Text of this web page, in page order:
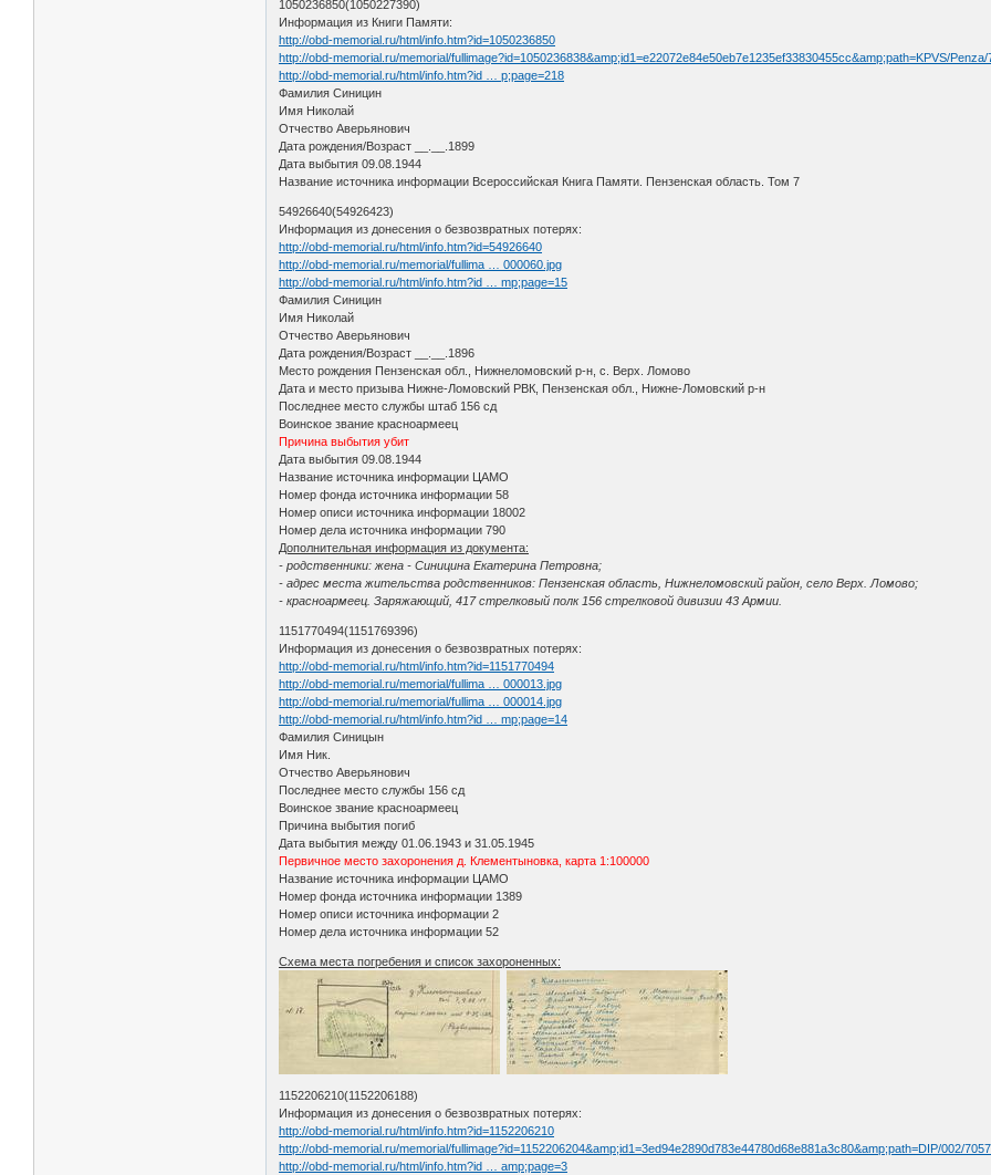
1050236850(1050227390)
Информация из Книги Памяти:
http://obd-memorial.ru/html/info.htm?id=1050236850
http://obd-memorial.ru/memorial/fullimage?id=1050236838&amp;id1=e22072e84e50eb7e1235ef33830455cc&amp;path=KPVS/
http://obd-memorial.ru/html/info.htm?id … p;page=218
Фамилия Синицин
Имя Николай
Отчество Аверьянович
Дата рождения/Возраст __.__.1899
Дата выбытия 09.08.1944
Название источника информации Всероссийская Книга Памяти. Пензенская область. Том 7
54926640(54926423)
Информация из донесения о безвозвратных потерях:
http://obd-memorial.ru/html/info.htm?id=54926640
http://obd-memorial.ru/memorial/fullima … 000060.jpg
http://obd-memorial.ru/html/info.htm?id … mp;page=15
Фамилия Синицин
Имя Николай
Отчество Аверьянович
Дата рождения/Возраст __.__.1896
Место рождения Пензенская обл., Нижнеломовский р-н, с. Верх. Ломово
Дата и место призыва Нижне-Ломовский РВК, Пензенская обл., Нижне-Ломовский р-н
Последнее место службы штаб 156 сд
Воинское звание красноармеец
Причина выбытия убит
Дата выбытия 09.08.1944
Название источника информации ЦАМО
Номер фонда источника информации 58
Номер описи источника информации 18002
Номер дела источника информации 790
Дополнительная информация из документа:
- родственники: жена - Синицина Екатерина Петровна;
- адрес места жительства родственников: Пензенская область, Нижнеломовский район, село Верх. Ломово;
- красноармеец. Заряжающий, 417 стрелковый полк 156 стрелковой дивизии 43 Армии.
1151770494(1151769396)
Информация из донесения о безвозвратных потерях:
http://obd-memorial.ru/html/info.htm?id=1151770494
http://obd-memorial.ru/memorial/fullima … 000013.jpg
http://obd-memorial.ru/memorial/fullima … 000014.jpg
http://obd-memorial.ru/html/info.htm?id … mp;page=14
Фамилия Синицын
Имя Ник.
Отчество Аверьянович
Последнее место службы 156 сд
Воинское звание красноармеец
Причина выбытия погиб
Дата выбытия между 01.06.1943 и 31.05.1945
Первичное место захоронения д. Клементыновка, карта 1:100000
Название источника информации ЦАМО
Номер фонда источника информации 1389
Номер описи источника информации 2
Номер дела источника информации 52
Схема места погребения и список захороненных:
1152206210(1152206188)
Информация из донесения о безвозвратных потерях:
http://obd-memorial.ru/html/info.htm?id=1152206210
http://obd-memorial.ru/memorial/fullimage?id=1152206204&amp;id1=3ed94e2890d783e44780d68e881a3c80&amp;path=DIP/002/
http://obd-memorial.ru/html/info.htm?id … amp;page=3